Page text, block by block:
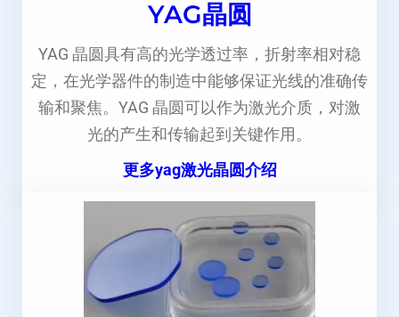
YAG晶圆
YAG 晶圆具有高的光学透过率，折射率相对稳
定，在光学器件的制造中能够保证光线的准确传
输和聚焦。YAG 晶圆可以作为激光介质，对激
光的产生和传输起到关键作用。
更多yag激光晶圆介绍